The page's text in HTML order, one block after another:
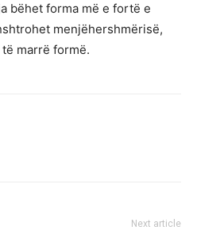
bëhet forma më e fortë e
menjëhershmërisë,
marrë formë.
Next article